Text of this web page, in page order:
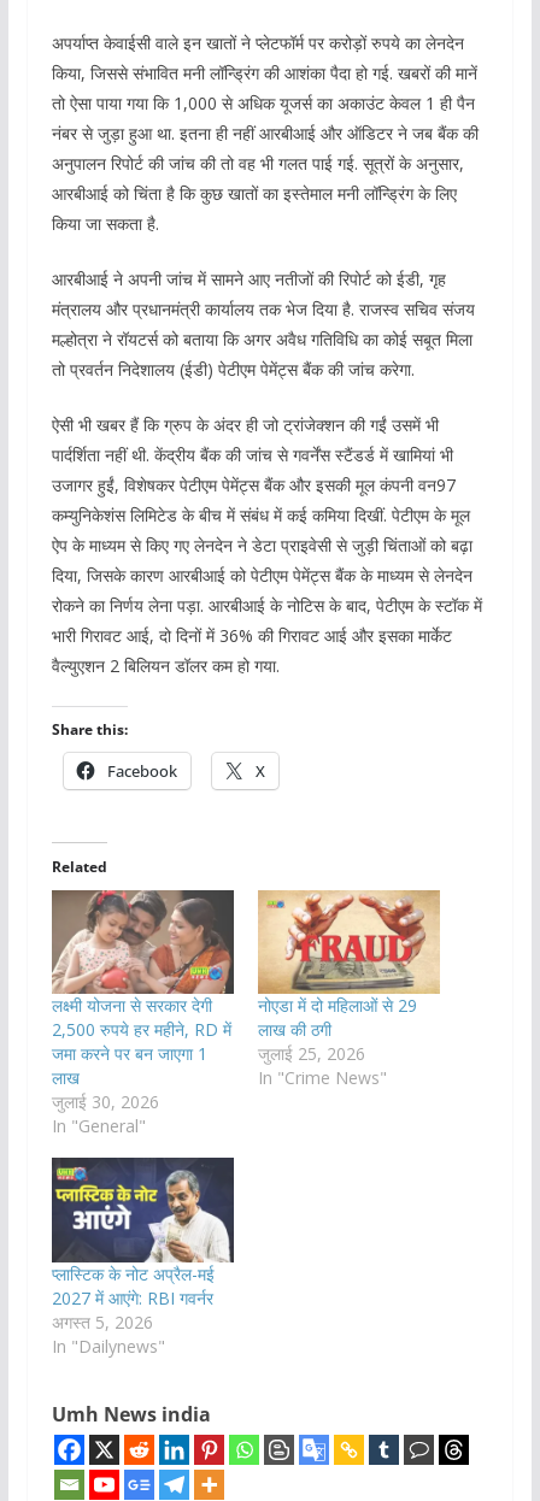
अपर्याप्त केवाईसी वाले इन खातों ने प्लेटफॉर्म पर करोड़ों रुपये का लेनदेन
किया, जिससे संभावित मनी लॉन्ड्रिंग की आशंका पैदा हो गई. खबरों की मानें
तो ऐसा पाया गया कि 1,000 से अधिक यूजर्स का अकाउंट केवल 1 ही पैन
नंबर से जुड़ा हुआ था. इतना ही नहीं आरबीआई और ऑडिटर ने जब बैंक की
अनुपालन रिपोर्ट की जांच की तो वह भी गलत पाई गई. सूत्रों के अनुसार,
आरबीआई को चिंता है कि कुछ खातों का इस्तेमाल मनी लॉन्ड्रिंग के लिए
किया जा सकता है.
आरबीआई ने अपनी जांच में सामने आए नतीजों की रिपोर्ट को ईडी, गृह
मंत्रालय और प्रधानमंत्री कार्यालय तक भेज दिया है. राजस्व सचिव संजय
मल्होत्रा ​​ने रॉयटर्स को बताया कि अगर अवैध गतिविधि का कोई सबूत मिला
तो प्रवर्तन निदेशालय (ईडी) पेटीएम पेमेंट्स बैंक की जांच करेगा.
ऐसी भी खबर हैं कि ग्रुप के अंदर ही जो ट्रांजेक्शन की गईं उसमें भी
पार्दर्शिता नहीं थी. केंद्रीय बैंक की जांच से गवर्नेंस स्टैंडर्ड में खामियां भी
उजागर हुईं, विशेषकर पेटीएम पेमेंट्स बैंक और इसकी मूल कंपनी वन97
कम्युनिकेशंस लिमिटेड के बीच में संबंध में कई कमिया दिखीं. पेटीएम के मूल
ऐप के माध्यम से किए गए लेनदेन ने डेटा प्राइवेसी से जुड़ी चिंताओं को बढ़ा
दिया, जिसके कारण आरबीआई को पेटीएम पेमेंट्स बैंक के माध्यम से लेनदेन
रोकने का निर्णय लेना पड़ा. आरबीआई के नोटिस के बाद, पेटीएम के स्टॉक में
भारी गिरावट आई, दो दिनों में 36% की गिरावट आई और इसका मार्केट
वैल्युएशन 2 बिलियन डॉलर कम हो गया.
Share this:
Facebook X
Related
लक्ष्मी योजना से सरकार देगी
2,500 रुपये हर महीने, RD में
जमा करने पर बन जाएगा 1
लाख
जुलाई 30, 2026
In "General"
नोएडा में दो महिलाओं से 29
लाख की ठगी
जुलाई 25, 2026
In "Crime News"
प्लास्टिक के नोट अप्रैल-मई
2027 में आएंगे: RBI गवर्नर
अगस्त 5, 2026
In "Dailynews"
Umh News india